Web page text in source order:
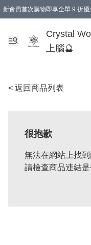
新會員首次購物即享全單 9 折優
Crystal
上腦🔮
< 返回商品列表
很抱歉
無法在網站上找
請檢查商品連結是